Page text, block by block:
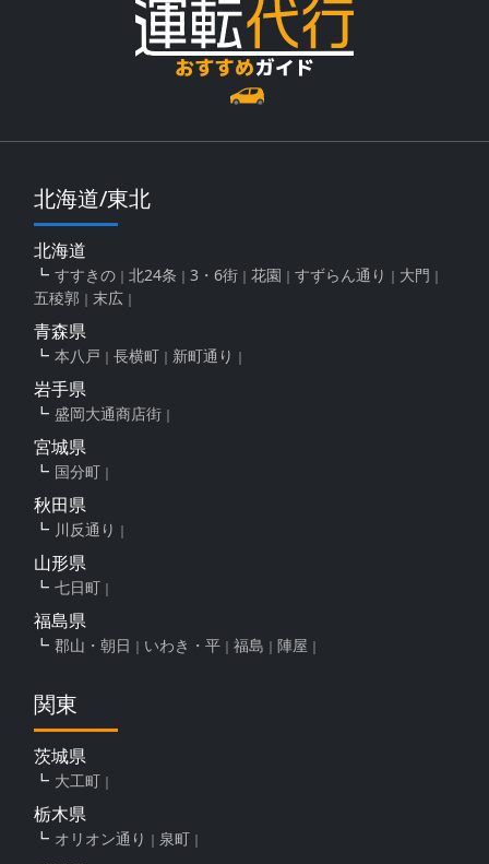
北海道/東北
北海道
すすきの 北24条 3・6街 花園 すずらん通り
大門
五稜郭
末広
青森県
本八戸 長横町 新町通り
岩手県
盛岡大通商店街
宮城県
国分町
秋田県
川反通り
山形県
七日町
福島県
郡山・朝日 いわき・平 福島 陣屋
関東
茨城県
大工町
栃木県
オリオン通り 泉町